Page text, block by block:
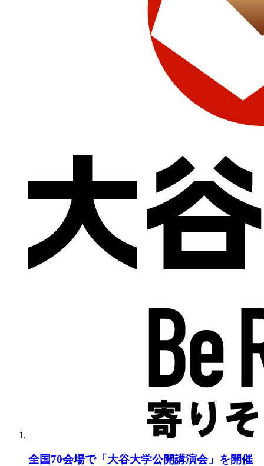
全国70会場で「大谷大学公開講演会」を開催